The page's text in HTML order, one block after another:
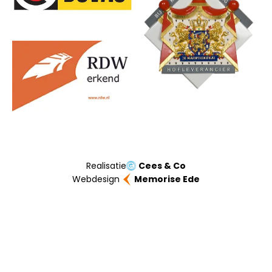
Realisatie
Cees & Co
Webdesign
Memorise Ede